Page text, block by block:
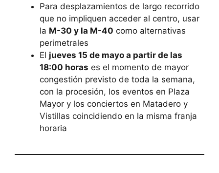
Para desplazamientos de largo recorrido
que no impliquen acceder al centro, usar
la M-30 y la M-40 como alternativas
perimetrales
El jueves 15 de mayo a partir de las
18:00 horas es el momento de mayor
congestión previsto de toda la semana,
con la procesión, los eventos en Plaza
Mayor y los conciertos en Matadero y
Vistillas coincidiendo en la misma franja
horaria